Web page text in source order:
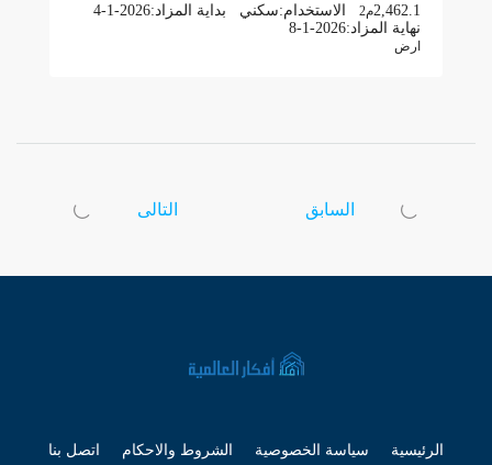
2,462.1م2 الاستخدام:سكني بداية المزاد:4-1-2026
نهاية المزاد:8-1-2026
ارض
السابق التالى
الرئيسية سياسة الخصوصية الشروط والاحكام اتصل بنا